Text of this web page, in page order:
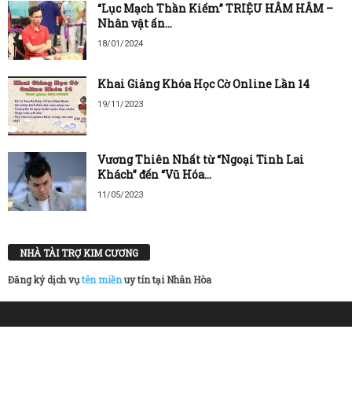
“Lục Mạch Thần Kiếm” TRIỆU HÂM HÂM –
Nhân vật ấn...
18/01/2024
Khai Giảng Khóa Học Cờ Online Lần 14
19/11/2023
Vương Thiên Nhất từ “Ngoại Tinh Lai
Khách” đến “Vũ Hóa...
11/05/2023
NHÀ TÀI TRỢ KIM CƯƠNG
Đăng ký dịch vụtên miềnuy tín tại Nhân Hòa